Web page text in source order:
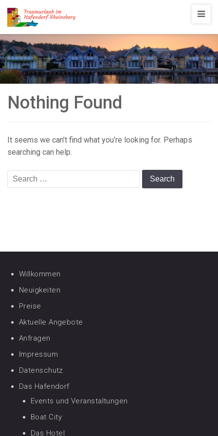
Traumurlaub
im
Hafendorf
Rheinsberg
Nothing Found
It seems we can’t find what you’re looking for. Perhaps
searching can help.
Search
for:
Willkommen
Neuigkeiten
Preise
Aktuelle Angebote
Anfragen
Impressum
Datenschutz
Das Hafendorf
Events und Veranstaltungen
Boat City
Das Hotel